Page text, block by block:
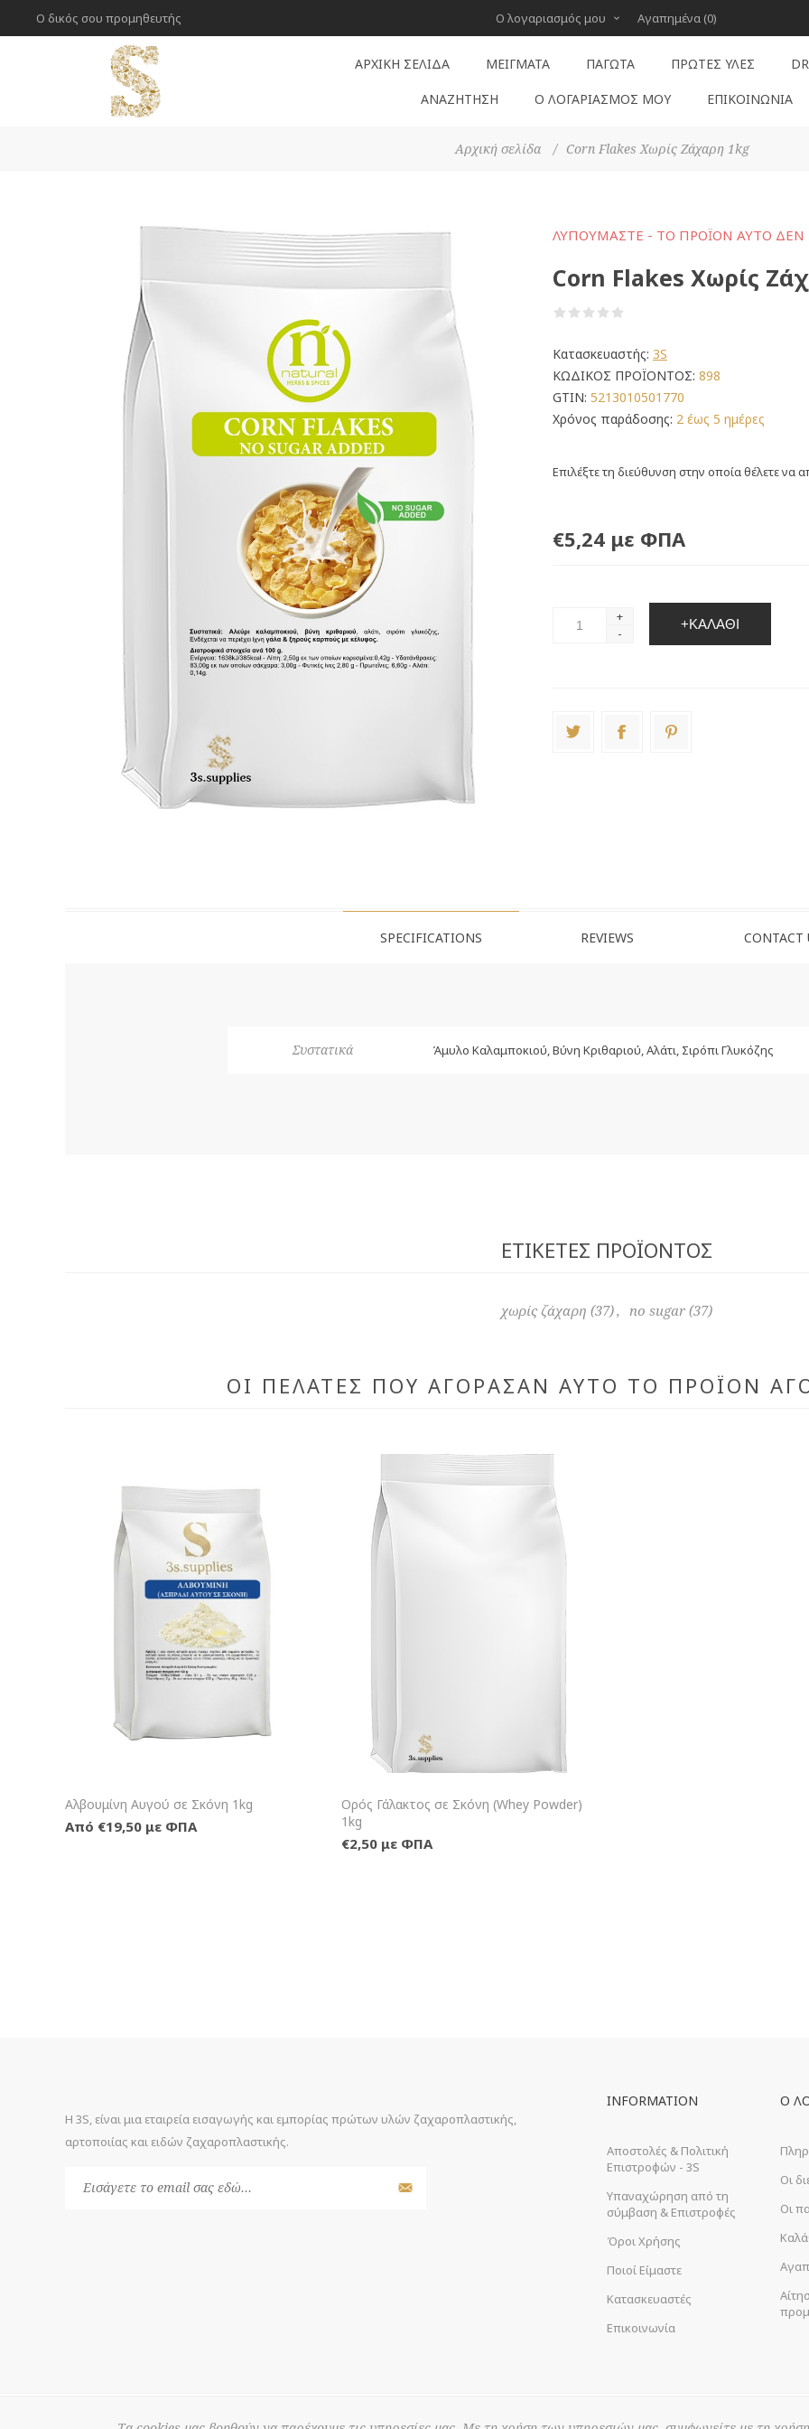
Ο δικός σου προμηθευτής Ο λογαριασμός μου Αγαπημένα (0)
ΑΡΧΙΚΉ ΣΕΛΊΔΑ ΜΕΊΓΜΑΤΑ ΠΑΓΩΤΆ ΠΡΏΤΕΣ ΎΛΕΣ
ΑΝΑΖΉΤΗΣΗ Ο ΛΟΓΑΡΙΑΣΜΌΣ ΜΟΥ ΕΠΙΚΟΙΝΩΝΊΑ
Αρχική σελίδα / Corn Flakes Χωρίς Ζάχαρη 1kg
ΛΥΠΟΎΜΑΣΤΕ - ΤΟ ΠΡΟΪΌΝ ΑΥΤΌ ΔΕΝ
Corn Flakes Χωρίς
Κατασκευαστής: 3S
ΚΩΔΙΚΟΣ ΠΡΟΪΟΝΤΟΣ: 898
GTIN: 5213010501770
Χρόνος παράδοσης: 2 έως 5 ημέρες
Επιλέξτε τη διεύθυνση στην οποία θέλετε να
€5,24 με ΦΠΑ
+
-
+ΚΑΛΆΘΙ
SPECIFICATIONS REVIEWS CONTACT
Συστατικά Άμυλο Καλαμποκιού, Βύνη Κριθαριού, Αλάτι, Σιρόπι Γλυκόζης
ΕΤΙΚΈΤΕΣ ΠΡΟΪΌΝΤΟΣ
χωρίς ζάχαρη (37), no sugar (37)
ΟΙ ΠΕΛΆΤΕΣ ΠΟΥ ΑΓΌΡΑΣΑΝ ΑΥΤΌ ΤΟ ΠΡΟΪΌΝ
+Καλάθι
Αλβουμίνη Αυγού σε Σκόνη 1kg
Από €19,50 με ΦΠΑ
+Καλάθι
Ορός Γάλακτος σε Σκόνη (Whey Powder)
1kg
€2,50 με ΦΠΑ
Η 3S, είναι μια εταιρεία εισαγωγής και εμπορίας πρώτων υλών ζαχαροπλαστικής,
αρτοποιίας και ειδών ζαχαροπλαστικής.
INFORMATION
Αποστολές & Πολιτική
Επιστροφών - 3S
Υπαναχώρηση από τη
σύμβαση & Επιστροφές
Όροι Χρήσης
Ποιοί Είμαστε
Κατασκευαστές
Επικοινωνία
Ο
Οι
Οι